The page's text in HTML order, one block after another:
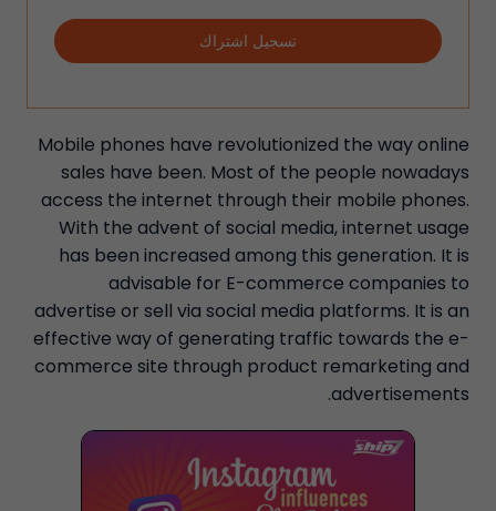
تسجيل اشتراك
Mobile phones have revolutionized the way online
sales have been. Most of the people nowadays
access the internet through their mobile phones.
With the advent of social media, internet usage
has been increased among this generation. It is
advisable for E-commerce companies to
advertise or sell via social media platforms. It is an
effective way of generating traffic towards the e-
commerce site through product remarketing and
advertisements.